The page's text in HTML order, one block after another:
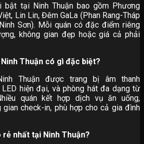
bật tại Ninh Thuận bao gồm Phương
Lin Lin, Đêm GaLa (Phan Rang-Tháp
Sơn). Mỗi quán có đặc điểm riêng
không gian đẹp hoặc giá cả phải
Thuận có gì đặc biệt?
Thuận được trang bị âm thanh
hiện đại, và phòng hát đa dạng từ
quán kết hợp dịch vụ ăn uống,
gian check-in, phù hợp cho cả gia đình
nhất tại Ninh Thuận?